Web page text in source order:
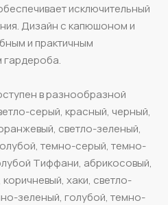
исключительный
Дизайн с капюшоном и
и практичным
гардероба.
в разнообразной
серый, красный, черный,
светло-зеленый,
темно-серый, темно-
Тиффани, абрикосовый,
хаки, светло-
зеленый, голубой, темно-